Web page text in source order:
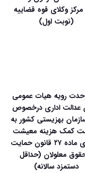
۱۴۰۴ مرکز وکلای قوه قضاییه
(نوبت اول)
رویه هیات عمومی
عدالت اداری درخصوص
سازمان بهزیستی کشور به
کمک هزینه معیشت
برمبنای ماده ۲۷ قانون حمایت
معلولان (حداقل
دستمزد سالانه)